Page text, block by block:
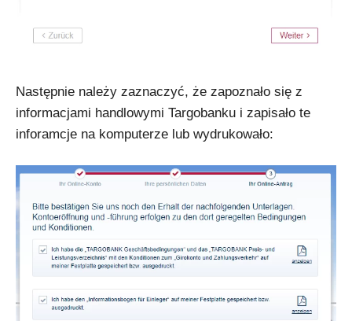
Następnie należy zaznaczyć, że zapoznało się z
informacjami handlowymi Targobanku i zapisało te
inforamcje na komputerze lub wydrukowało: